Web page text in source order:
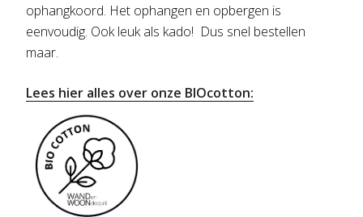
ophangkoord. Het ophangen en opbergen is
eenvoudig. Ook leuk als kado! Dus snel bestellen
maar.
Lees hier alles over onze BIOcotton: